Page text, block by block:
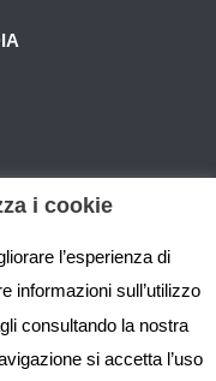
i cookie
l’esperienza di
informazioni sull’utilizzo
consultando la nostra
si accetta l’uso